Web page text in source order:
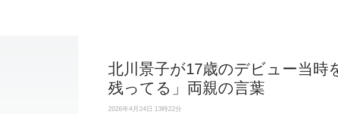
北川景子が17歳のデビュー当時
残ってる」両親の言葉
2026年4月24日 13時22分